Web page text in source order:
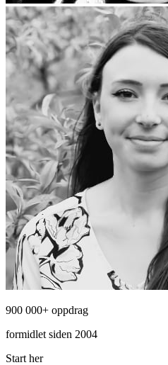
900 000+ oppdrag
formidlet siden 2004
Start her